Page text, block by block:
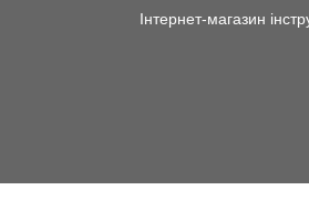
Інтернет-магазин